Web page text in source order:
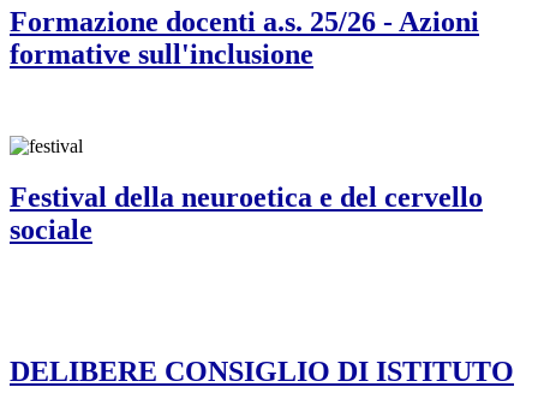
Formazione docenti a.s. 25/26 - Azioni
formative sull'inclusione
Festival della neuroetica e del cervello
sociale
DELIBERE CONSIGLIO DI ISTITUTO